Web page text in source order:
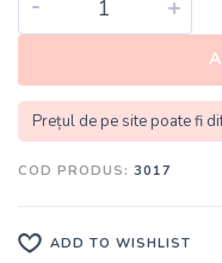
+
Prețul de pe site poate fi
COD PRODUS: 3017
ADD TO WISHLIST